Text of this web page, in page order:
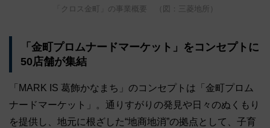
「クロス金町」の事業概要 （図：三菱地所）
「金町プロムナードマーケット」をコンセプトに
50店舗が集結
「MARK IS 葛飾かなまち」のコンセプトは「金町プロム
ナードマーケット」。通りすがりの発見や日々のぬくもり
を提供し、地元に根ざした“地商地消”の拠点として、子育